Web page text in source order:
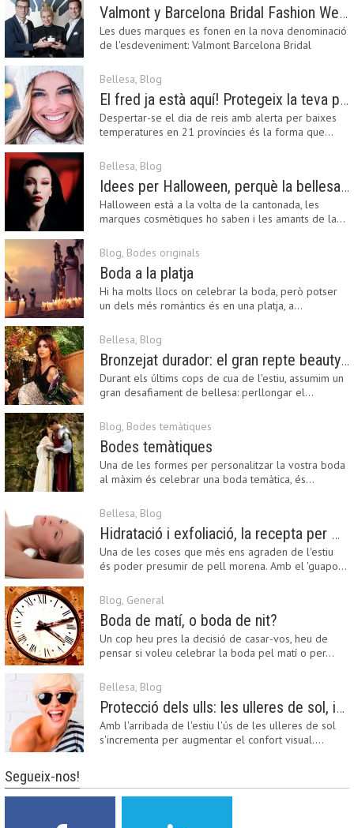
Valmont y Barcelona Bridal Fashion Week s’uneixen per donar impuls a la creativitat, la innovació i el disseny de la moda nupcial
Les dues marques es fonen en la nova denominació
de l'esdeveniment: Valmont Barcelona Bridal
Bellesa, Blog
El fred ja està aquí! Protegeix la teva pell amb els nostres consells i propostes
Despertar-se el dia de reis amb alerta per baixes
temperatures en 21 províncies és la forma que…
Bellesa, Blog
Idees per Halloween, perquè la bellesa pot ser terrorífica
Halloween està a la volta de la cantonada, les
marques cosmètiques ho saben i les amants de la…
Blog, Bodes originals
Boda a la platja
Hi ha molts llocs on celebrar la boda, però potser
un dels més romàntics és en una platja, a…
Bellesa, Blog
Bronzejat durador: el gran repte beauty del final de l’estiu
Durant els últims cops de cua de l'estiu, assumim un
gran desafiament de bellesa: perllongar el…
Blog, Bodes temàtiques
Bodes temàtiques
Una de les formes per personalitzar la vostra boda
al màxim és celebrar una boda temàtica, és…
Bellesa, Blog
Hidratació i exfoliació, la recepta per mantenir el bronzejat
Una de les coses que més ens agraden de l'estiu
és poder presumir de pell morena. Amb el 'guapo…
Blog, General
Boda de matí, o boda de nit?
Un cop heu pres la decisió de casar-vos, heu de
pensar si voleu celebrar la boda pel matí o per…
Bellesa, Blog
Protecció dels ulls: les ulleres de sol, imprescindibles en una boda estiuenca
Amb l'arribada de l'estiu l'ús de les ulleres de sol
s'incrementa per augmentar el confort visual.…
Segueix-nos!